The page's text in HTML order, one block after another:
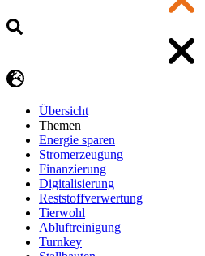
Übersicht
Themen
Energie sparen
Stromerzeugung
Finanzierung
Digitalisierung
Reststoffverwertung
Tierwohl
Abluftreinigung
Turnkey